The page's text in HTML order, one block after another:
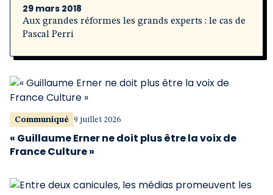
29 mars 2018
Aux grandes réformes les grands experts : le cas de
Pascal Perri
Communiqué 9 juillet 2026
« Guillaume Erner ne doit plus être la voix de
France Culture »